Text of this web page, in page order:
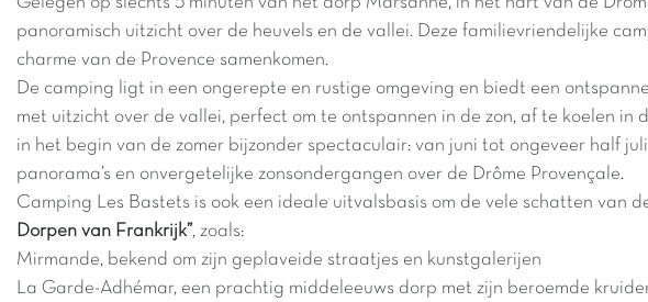
panoramisch uitzicht over de heuvels en de vallei. Deze familievriendelijke
charme van de Provence samenkomen.
De camping ligt in een ongerepte en rustige omgeving en biedt een
met uitzicht over de vallei, perfect om te ontspannen in de zon, af te koelen
in het begin van de zomer bijzonder spectaculair: van juni tot ongeveer half
panorama’s en onvergetelijke zonsondergangen over de Drôme Provençale.
Camping Les Bastets is ook een ideale uitvalsbasis om de vele schatten van
Dorpen van Frankrijk”, zoals:
Mirmande, bekend om zijn geplaveide straatjes en kunstgalerijen
La Garde-Adhémar, een prachtig middeleeuws dorp met zijn beroemde